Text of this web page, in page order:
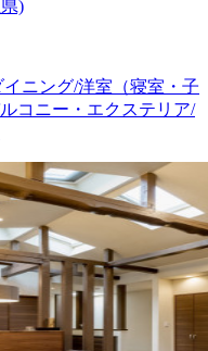
)
ニング/洋室（寝室・子
コニー・エクステリア/